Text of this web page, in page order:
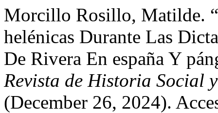
Morcillo Rosillo, Matilde.
helénicas Durante Las
De Rivera En españa Y
Revista de Historia Social
(December 26, 2024).